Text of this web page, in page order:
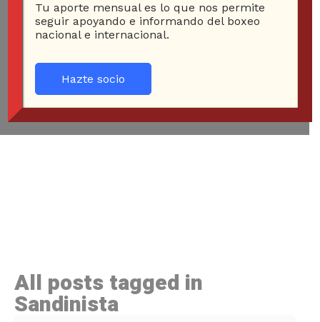
All posts tagged in
Sandinista
Tu aporte mensual es lo que nos permite
seguir apoyando e informando del boxeo
nacional e internacional.
Hazte socio